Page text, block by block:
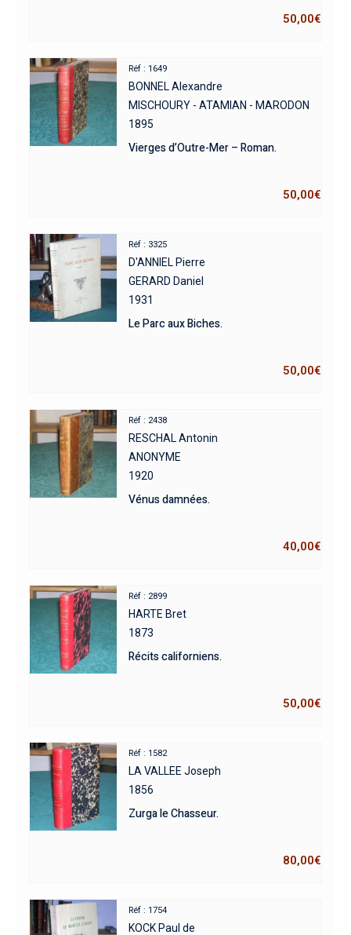
50,00€
Réf : 1649
BONNEL Alexandre
MISCHOURY - ATAMIAN - MARODON
1895
Vierges d’Outre-Mer – Roman.
50,00€
Réf : 3325
D'ANNIEL Pierre
GERARD Daniel
1931
Le Parc aux Biches.
50,00€
Réf : 2438
RESCHAL Antonin
ANONYME
1920
Vénus damnées.
40,00€
Réf : 2899
HARTE Bret
1873
Récits californiens.
50,00€
Réf : 1582
LA VALLEE Joseph
1856
Zurga le Chasseur.
80,00€
Réf : 1754
KOCK Paul de